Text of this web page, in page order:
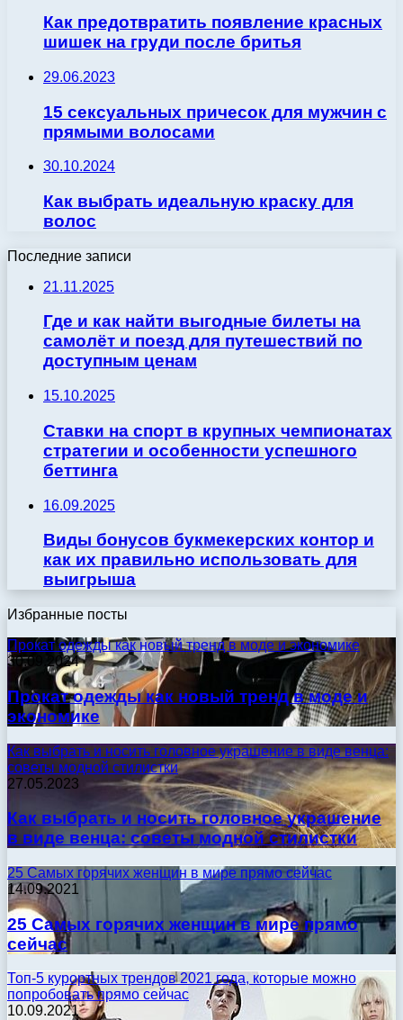
Как предотвратить появление красных
шишек на груди после бритья
29.06.2023
15 сексуальных причесок для мужчин с
прямыми волосами
30.10.2024
Как выбрать идеальную краску для
волос
Последние записи
21.11.2025
Где и как найти выгодные билеты на
самолёт и поезд для путешествий по
доступным ценам
15.10.2025
Ставки на спорт в крупных чемпионатах
стратегии и особенности успешного
беттинга
16.09.2025
Виды бонусов букмекерских контор и
как их правильно использовать для
выигрыша
Избранные посты
Прокат одежды как новый тренд в моде и экономике
30.09.2024
Прокат одежды как новый тренд в моде и
экономике
Как выбрать и носить головное украшение в виде венца:
советы модной стилистки
27.05.2023
Как выбрать и носить головное украшение
в виде венца: советы модной стилистки
25 Самых горячих женщин в мире прямо сейчас
14.09.2021
25 Самых горячих женщин в мире прямо
сейчас
Топ-5 курортных трендов 2021 года, которые можно
попробовать прямо сейчас
10.09.2021